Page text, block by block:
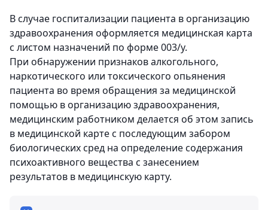
В случае госпитализации пациента в организацию
здравоохранения оформляется медицинская карта
с листом назначений по форме 003/у.
При обнаружении признаков алкогольного,
наркотического или токсического опьянения
пациента во время обращения за медицинской
помощью в организацию здравоохранения,
медицинским работником делается об этом запись
в медицинской карте с последующим забором
биологических сред на определение содержания
психоактивного вещества с занесением
результатов в медицинскую карту.